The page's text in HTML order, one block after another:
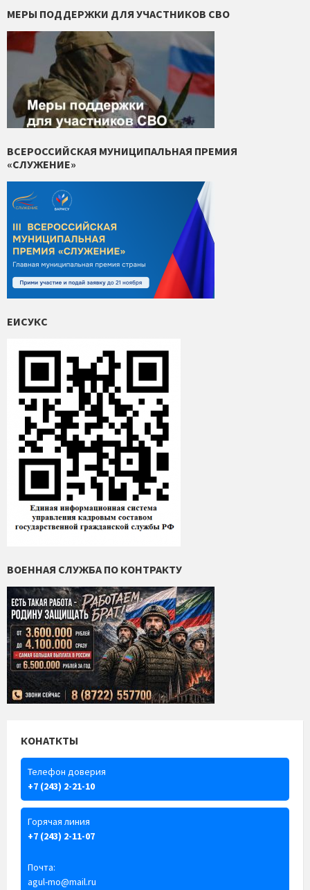
МЕРЫ ПОДДЕРЖКИ ДЛЯ УЧАСТНИКОВ СВО
ВСЕРОССИЙСКАЯ МУНИЦИПАЛЬНАЯ ПРЕМИЯ
«СЛУЖЕНИЕ»
ЕИСУКС
ВОЕННАЯ СЛУЖБА ПО КОНТРАКТУ
КОНАТКТЫ
Телефон доверия
+7 (243) 2-21-10
Горячая линия
+7 (243) 2-11-07
Почта:
agul-mo@mail.ru